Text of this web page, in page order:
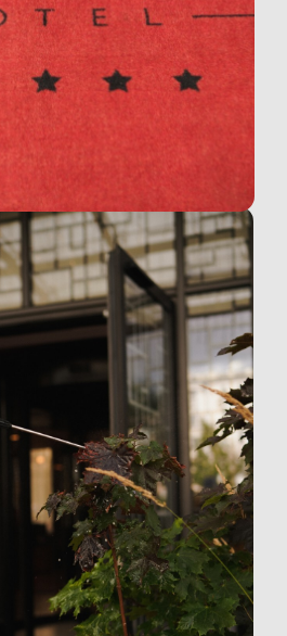
Авторские букеты
Декор и подарки
Композиции